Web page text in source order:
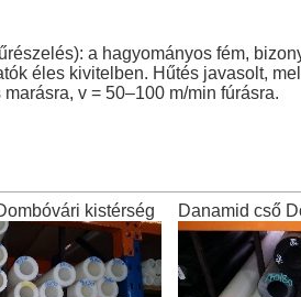
a hagyományos fém,
éles kivitelben. Hűtés javasolt,
v = 50–100 m/min fúrásra.
kistérség Danamid cső